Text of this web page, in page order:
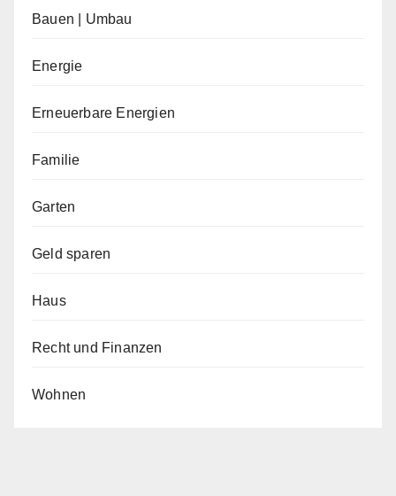
Bauen | Umbau
Energie
Erneuerbare Energien
Familie
Garten
Geld sparen
Haus
Recht und Finanzen
Wohnen